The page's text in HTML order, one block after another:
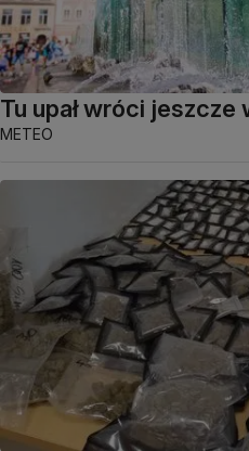
Tu upał wróci jeszcze
METEO